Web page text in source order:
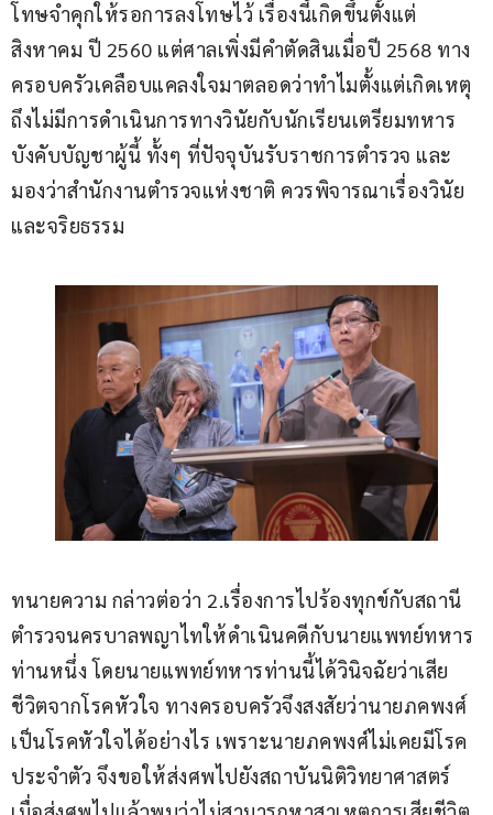
โทษจำคุกให้รอการลงโทษไว้ เรื่องนี้เกิดขึ้นตั้งแต่
สิงหาคม ปี 2560 แต่ศาลเพิ่งมีคำตัดสินเมื่อปี 2568 ทาง
ครอบครัวเคลือบแคลงใจมาตลอดว่าทำไมตั้งแต่เกิดเหตุ
ถึงไม่มีการดำเนินการทางวินัยกับนักเรียนเตรียมทหาร
บังคับบัญชาผู้นี้ ทั้งๆ ที่ปัจจุบันรับราชการตำรวจ และ
มองว่าสำนักงานตำรวจแห่งชาติ ควรพิจารณาเรื่องวินัย
และจริยธรรม
ทนายความ กล่าวต่อว่า 2.เรื่องการไปร้องทุกข์กับสถานี
ตำรวจนครบาลพญาไทให้ดำเนินคดีกับนายแพทย์ทหาร
ท่านหนึ่ง โดยนายแพทย์ทหารท่านนี้ได้วินิจฉัยว่าเสีย
ชีวิตจากโรคหัวใจ ทางครอบครัวจึงสงสัยว่านายภคพงศ์
เป็นโรคหัวใจได้อย่างไร เพราะนายภคพงศ์ไม่เคยมีโรค
ประจำตัว จึงขอให้ส่งศพไปยังสถาบันนิติวิทยาศาสตร์